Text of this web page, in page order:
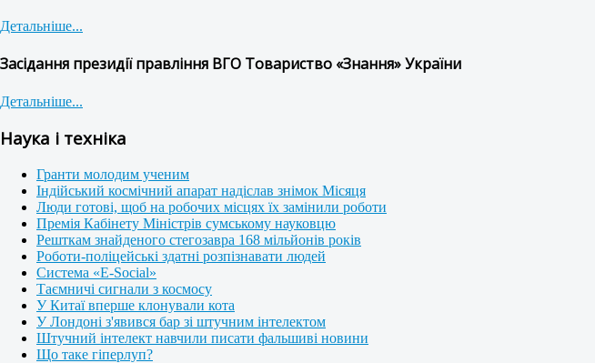
Детальніше...
Засідання президії правління ВГО Товариство «Знання» України
Детальніше...
Наука і техніка
Гранти молодим ученим
Індійський космічний апарат надіслав знімок Місяця
Люди готові, щоб на робочих місцях їх замінили роботи
Премія Кабінету Міністрів сумському науковцю
Решткам знайденого стегозавра 168 мільйонів років
Роботи-поліцейські здатні розпізнавати людей
Система «E-Social»
Таємничі сигнали з космосу
У Китаї вперше клонували кота
У Лондоні з'явився бар зі штучним інтелектом
Штучний інтелект навчили писати фальшиві новини
Що таке гіперлуп?